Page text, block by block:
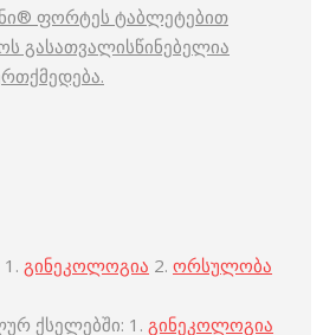
ფორტეს ტაბლეტებით
გასათვალისწინებელია
გინეკოლოგია 2. ორსულობა
ქსელებში: 1. გინეკოლოგია